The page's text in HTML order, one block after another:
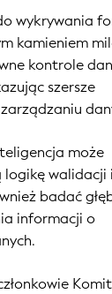
wykrywania
kamieniem
kontrole
szersze
może
logikę walidacji i
badać
informacji o